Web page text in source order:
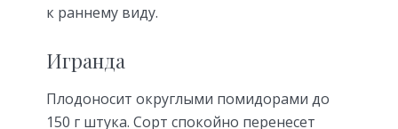
к раннему виду.
Игранда
Плодоносит округлыми помидорами до
150 г штука. Сорт спокойно перенесет